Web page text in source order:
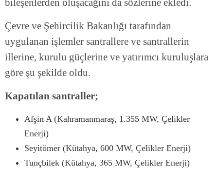
bileşenlerden oluşacağını da sözlerine ekledi.
Çevre ve Şehircilik Bakanlığı tarafından
uygulanan işlemler santrallere ve santrallerin
illerine, kurulu güçlerine ve yatırımcı kuruluşlara
göre şu şekilde oldu.
Kapatılan santraller;
Afşin A (Kahramanmaraş, 1.355 MW, Çelikler
Enerji)
Seyitömer (Kütahya, 600 MW, Çelikler Enerji)
Tunçbilek (Kütahya, 365 MW, Çelikler Enerji)